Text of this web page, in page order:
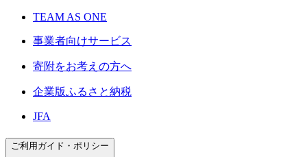
TEAM AS ONE
事業者向けサービス
寄附をお考えの方へ
企業版ふるさと納税
JFA
ご利用ガイド・ポリシー